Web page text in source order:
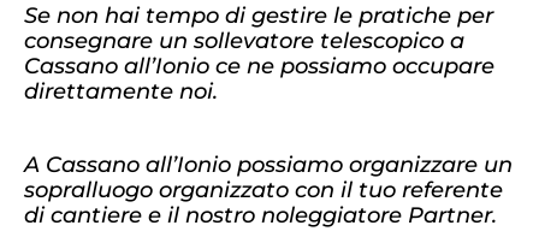
Se non hai tempo di gestire le pratiche per
consegnare un sollevatore telescopico a
Cassano all’Ionio ce ne possiamo occupare
direttamente noi.
A Cassano all’Ionio possiamo organizzare un
sopralluogo organizzato con il tuo referente
di cantiere e il nostro noleggiatore Partner.